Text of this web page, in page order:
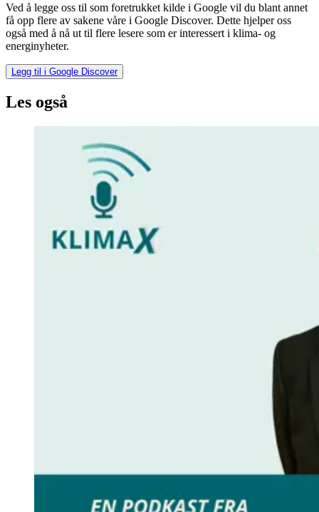
Ved å legge oss til som foretrukket kilde i Google vil du blant annet
få opp flere av sakene våre i Google Discover. Dette hjelper oss
også med å nå ut til flere lesere som er interessert i klima- og
energinyheter.
Legg til i Google Discover
Les også